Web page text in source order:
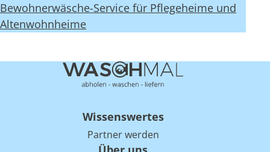
Bewohnerwäsche-Service für Pflegeheime und
Altenwohnheime
Wissenswertes
Partner werden